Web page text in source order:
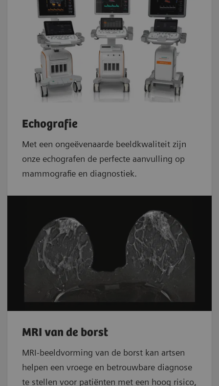
Echografie
Met een ongeëvenaarde beeldkwaliteit zijn
onze echografen de perfecte aanvulling op
mammografie en diagnostiek.
MRI van de borst
MRI-beeldvorming van de borst kan artsen
helpen een vroege en betrouwbare diagnose
te stellen voor patiënten met een hoog risico,